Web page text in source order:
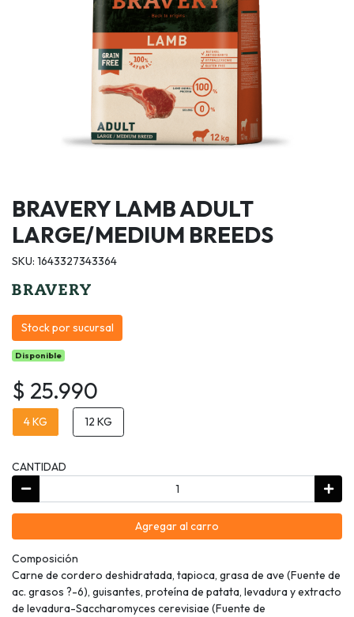
BRAVERY LAMB ADULT
LARGE/MEDIUM BREEDS
SKU: 1643327343364
Stock por sucursal
Disponible
$ 25.990
4 KG 12 KG
CANTIDAD
Agregar al carro
Composición
Carne de cordero deshidratada, tapioca, grasa de ave (Fuente de
ac. grasos ?-6), guisantes, proteína de patata, levadura y extracto
de levadura-Saccharomyces cerevisiae (Fuente de